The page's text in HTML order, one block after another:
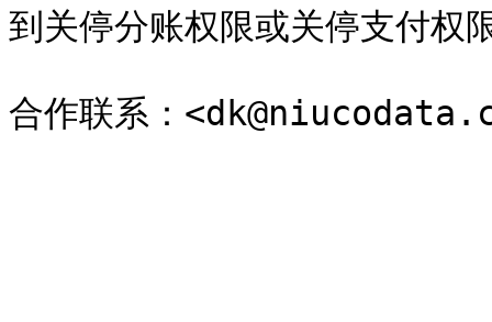
到关停分账权限或关停支付权